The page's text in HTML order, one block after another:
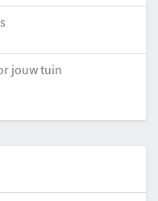
jouw tuin